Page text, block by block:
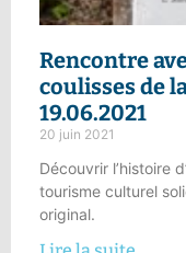
Rencontre
coulisses de
19.06.2021
20 juin 2021
Découvrir l’histoire
tourisme culturel
original.